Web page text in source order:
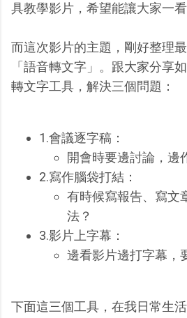
具教學影片，希望能讓大家一看
而這次影片的主題，剛好整理
「語音轉文字」。跟大家分享
轉文字工具，解決三個問題：
1.會議逐字稿：
開會時要邊討論，邊
2.寫作腦袋打結：
有時候寫報告、寫文
法？
3.影片上字幕：
邊看影片邊打字幕，
下面這三個工具，在我日常生